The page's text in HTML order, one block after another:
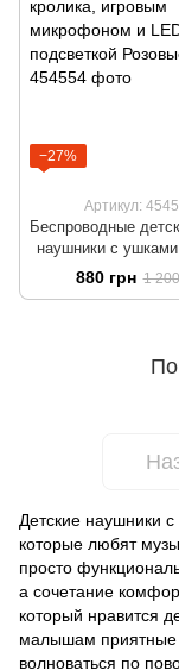
−27%
Артикул:
Беспроводные
наушники с
игровым
подсветкой
880 грн 1
Детские наушники
которые любят
просто
а сочетание
который нравится
малышам приятные
волноваться по